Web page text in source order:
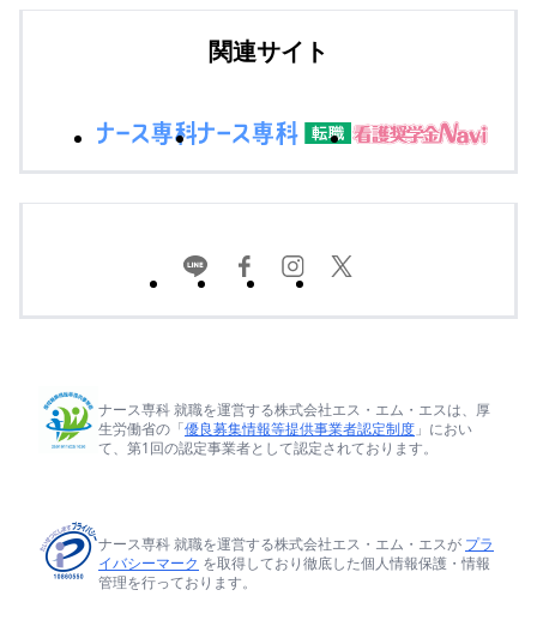
関連サイト
ナース専科 就職を運営する株式会社エス・エム・エスは、厚
生労働省の「優良募集情報等提供事業者認定制度 」におい
て、第1回の認定事業者として認定されております。
ナース専科 就職を運営する株式会社エス・エム・エスが プラ
イバシーマーク を取得しており徹底した個人情報保護・情報
管理を行っております。